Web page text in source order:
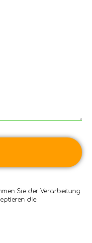
Sie der Verarbeitung
die